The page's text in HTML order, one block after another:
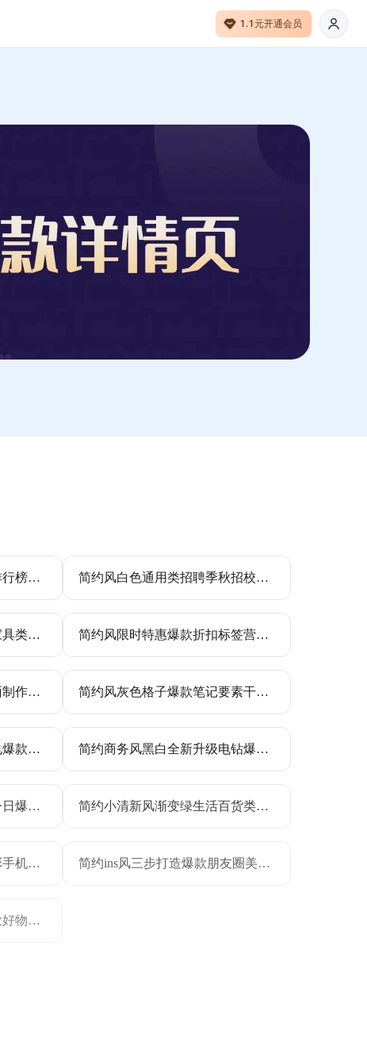
1.1元开通会员
喜庆红金风店铺爆款女装排行榜营销海报
简约实景风棕色家居家装家具类电商单人椅商品详情页
时尚拼贴风黑粉色爆款封面制作教程小红书竖版视频封面
时尚潮酷风双十二数码家电爆款好物竖版电商海报
简约文艺风小美美甲分享今日爆款手机海报
商务风蓝色通用类喜报表彰手机全屏海报
喜庆扁平风双十一大促爆款好物公众号次图
简约风白色通用类招聘季秋招校招社招求职个人简历
简约风限时特惠爆款折扣标签营销活动海报
简约风灰色格子爆款笔记要素干货分享交流分享小红书内页
简约商务风黑白全新升级电钻爆款惊喜价电商主图
简约小清新风渐变绿生活百货类电商沐浴露商品详情页
简约ins风三步打造爆款朋友圈美学小红书封面